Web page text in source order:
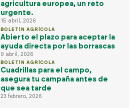
agricultura europea, un reto
urgente.
15 abril, 2026
BOLETÍN AGRÍCOLA
Abierto el plazo para aceptar la
ayuda directa por las borrascas
9 abril, 2026
BOLETÍN AGRÍCOLA
Cuadrillas para el campo,
asegura tu campaña antes de
que sea tarde
23 febrero, 2026